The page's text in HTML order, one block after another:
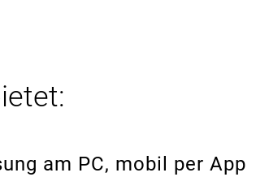
am PC, mobil per App